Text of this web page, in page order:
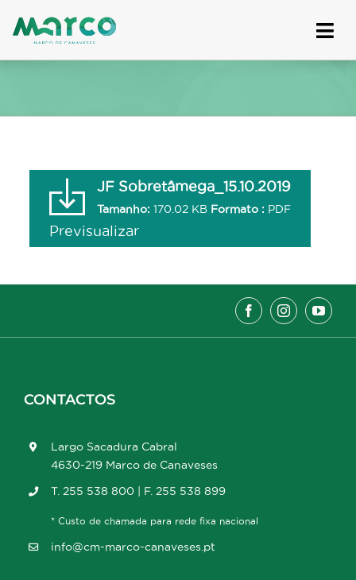
to
JF Sobretâmega_15.10.2019
Tamanho: 170.02 KB Formato : PDF
Previsualizar
CONTACTOS
Largo Sacadura Cabral
4630-219 Marco de Canaveses
T. 255 538 800 | F. 255 538 899
* Custo de chamada para rede fixa nacional
info@cm-marco-canaveses.pt